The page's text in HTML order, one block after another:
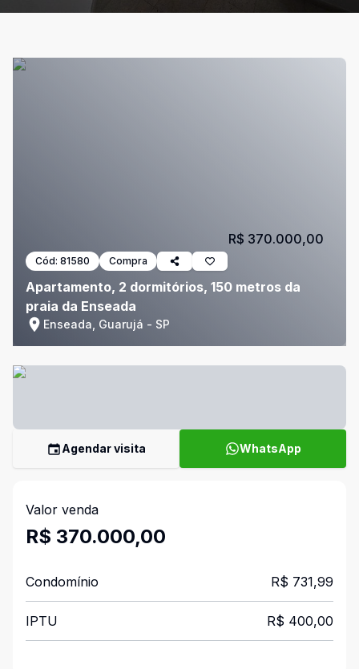
Cód: 81580 Compra
Apartamento, 2 dormitórios, 150 metros da
praia da Enseada
Enseada, Guarujá - SP
R$ 370.000,00
Agendar visita WhatsApp
Valor venda
R$ 370.000,00
Condomínio R$ 731,99
IPTU R$ 400,00